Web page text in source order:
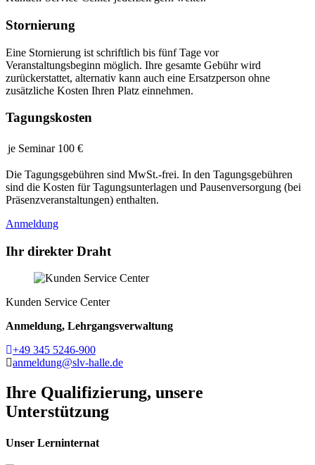
Stornierung
Eine Stornierung ist schriftlich bis fünf Tage vor
Veranstaltungsbeginn möglich. Ihre gesamte Gebühr wird
zurückerstattet, alternativ kann auch eine Ersatzperson ohne
zusätzliche Kosten Ihren Platz einnehmen.
Tagungskosten
je Seminar 100 €
Die Tagungsgebühren sind MwSt.-frei. In den Tagungsgebühren
sind die Kosten für Tagungsunterlagen und Pausenversorgung (bei
Präsenzveranstaltungen) enthalten.
Anmeldung
Ihr direkter Draht
Kunden Service Center
Anmeldung, Lehrgangsverwaltung
Telefon
+49 345 5246-900
Fax
anmeldung@slv-halle.de
Ihre Qualifizierung, unsere
Unterstützung
Unser Lerninternat